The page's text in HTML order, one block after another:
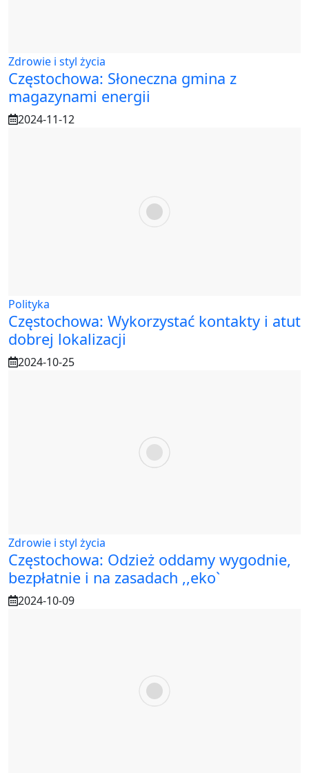
Zdrowie i styl życia
Częstochowa: Słoneczna gmina z
magazynami energii
2024-11-12
Polityka
Częstochowa: Wykorzystać kontakty i atut
dobrej lokalizacji
2024-10-25
Zdrowie i styl życia
Częstochowa: Odzież oddamy wygodnie,
bezpłatnie i na zasadach ,,eko`
2024-10-09